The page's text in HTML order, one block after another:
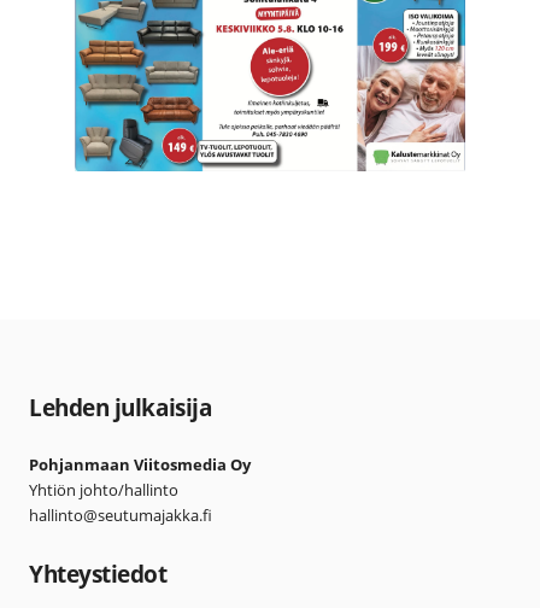
Lehden julkaisija
Pohjanmaan Viitosmedia Oy
Yhtiön johto/hallinto
hallinto@seutumajakka.fi
Yhteystiedot